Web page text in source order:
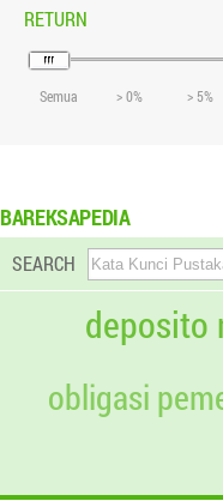
RETURN
Semua > 0% > 5%
BAREKSAPEDIA
SEARCH
deposito
obligasi